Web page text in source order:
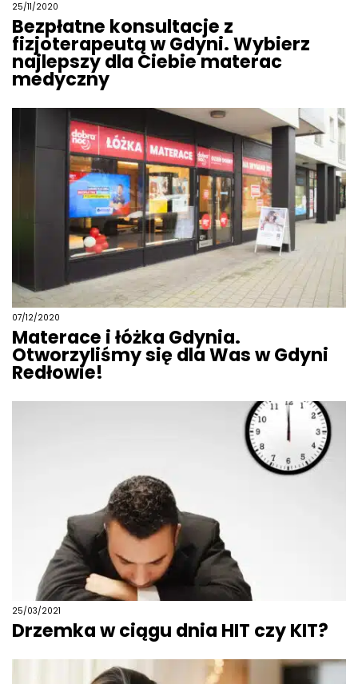
25/11/2020
Bezpłatne konsultacje z
fizjoterapeutą w Gdyni. Wybierz
najlepszy dla Ciebie materac
medyczny
07/12/2020
Materace i łóżka Gdynia.
Otworzyliśmy się dla Was w Gdyni
Redłowie!
25/03/2021
Drzemka w ciągu dnia HIT czy KIT?